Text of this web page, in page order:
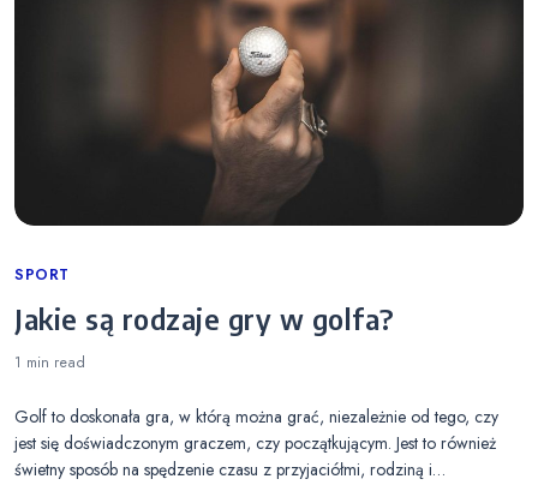
Categories
SPORT
Jakie są rodzaje gry w golfa?
1 min read
Golf to doskonała gra, w którą można grać, niezależnie od tego, czy
jest się doświadczonym graczem, czy początkującym. Jest to również
świetny sposób na spędzenie czasu z przyjaciółmi, rodziną i…